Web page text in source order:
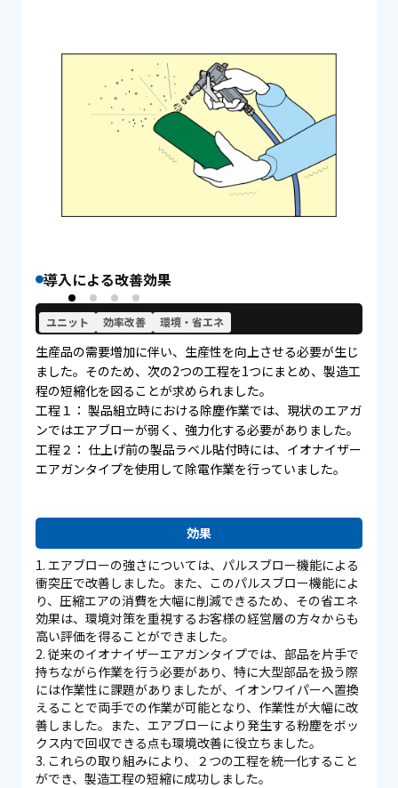
ユニット 効率改善 環境・省エネ
導入による改善効果
課題
生産品の需要増加に伴い、生産性を向上させる必要が生じ
ました。そのため、次の2つの工程を1つにまとめ、製造工
程の短縮化を図ることが求められました。
工程１： 製品組立時における除塵作業では、現状のエアガ
ンではエアブローが弱く、強力化する必要がありました。
工程２： 仕上げ前の製品ラベル貼付時には、イオナイザー
エアガンタイプを使用して除電作業を行っていました。
効果
エアブローの強さについては、パルスブロー機能による
衝突圧で改善しました。また、このパルスブロー機能によ
り、圧縮エアの消費を大幅に削減できるため、その省エネ
効果は、環境対策を重視するお客様の経営層の方々からも
高い評価を得ることができました。
従来のイオナイザーエアガンタイプでは、部品を片手で
持ちながら作業を行う必要があり、特に大型部品を扱う際
には作業性に課題がありましたが、イオンワイパーへ置換
えることで両手での作業が可能となり、作業性が大幅に改
善しました。また、エアブローにより発生する粉塵をボッ
クス内で回収できる点も環境改善に役立ちました。
これらの取り組みにより、２つの工程を統一化すること
ができ、製造工程の短縮に成功しました。